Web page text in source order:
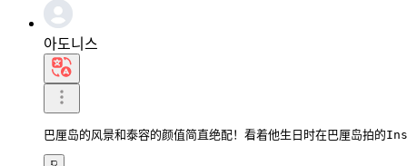
아도니스
巴厘岛的风景和泰容的颜值简直绝配！看着他生日时在巴厘岛拍的